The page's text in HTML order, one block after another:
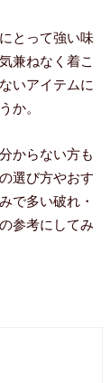
とって強い味
兼ねなく着こ
いアイテムに
か。
からない方も
選び方やおす
で多い破れ・
参考にしてみ